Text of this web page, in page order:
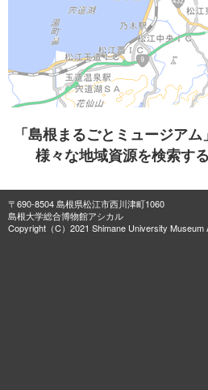
「島根まるごとミュージア
様々な地域資源を検索す
〒690-8504 島根県松江市西川津町1060
島根大学総合博物館アシカル
Copyright（C）2021 Shimane University Museum